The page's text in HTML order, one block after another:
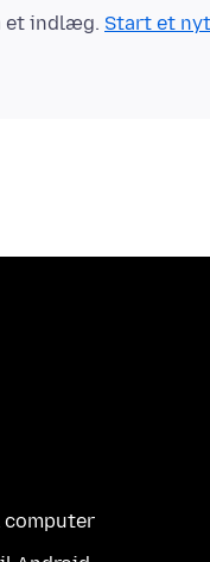
et indlæg. Start et nyt